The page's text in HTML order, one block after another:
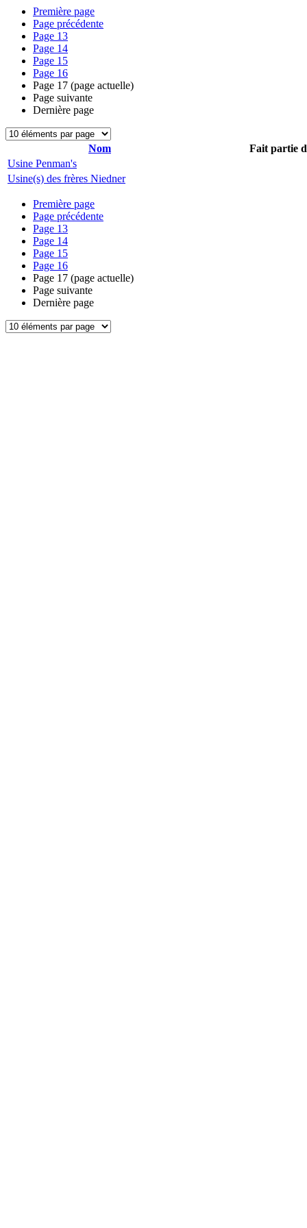
Première page
Page précédente
Page 13
Page 14
Page 15
Page 16
Page 17 (page actuelle)
Page suivante
Dernière page
Nom
Fait partie
Usine Penman's
Usine(s) des frères Niedner
Première page
Page précédente
Page 13
Page 14
Page 15
Page 16
Page 17 (page actuelle)
Page suivante
Dernière page